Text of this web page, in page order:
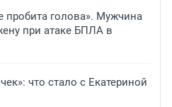
пробита голова». Мужчина
при атаке БПЛА в
что стало с Екатериной